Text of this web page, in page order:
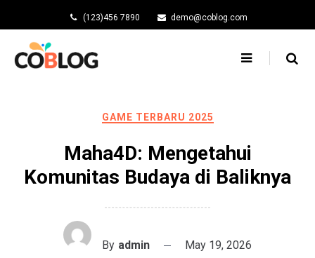
content
(123)456 7890 demo@coblog.com
GAME TERBARU 2025
Maha4D: Mengetahui
Komunitas Budaya di Baliknya
By admin May 19, 2026